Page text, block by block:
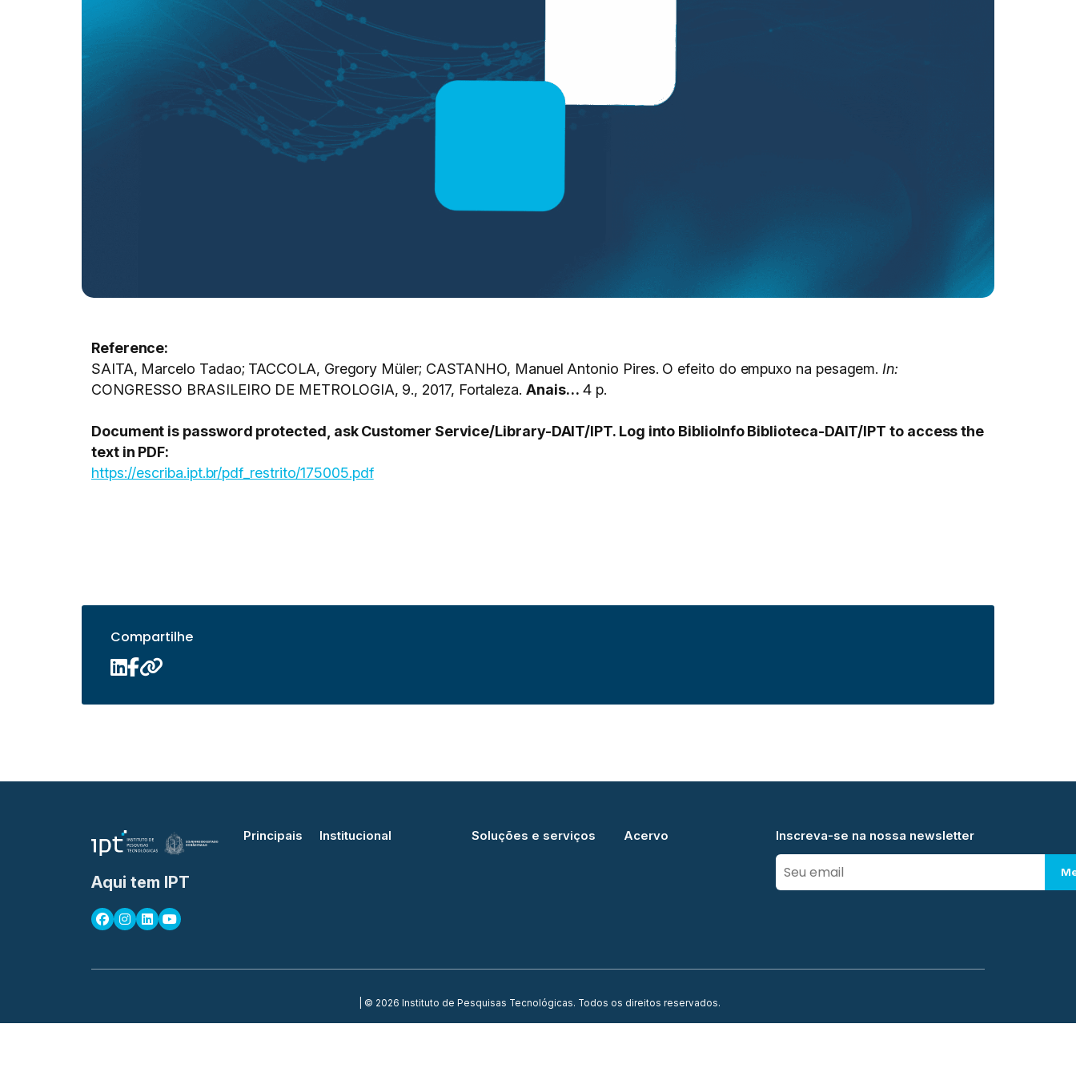
Reference:
SAITA, Marcelo Tadao; TACCOLA, Gregory Müler; CASTANHO, Manuel Antonio Pires. O efeito do empuxo na pesagem. In:
CONGRESSO BRASILEIRO DE METROLOGIA, 9., 2017, Fortaleza. Anais… 4 p.
Document is password protected, ask Customer Service/Library-DAIT/IPT. Log into BiblioInfo Biblioteca-DAIT/IPT to access the
text in PDF:
https://escriba.ipt.br/pdf_restrito/175005.pdf
Compartilhe
Aqui tem IPT
Principais Institucional Soluções e serviços Acervo Inscreva-se na nossa newsletter
| © 2026 Instituto de Pesquisas Tecnológicas. Todos os direitos reservados.